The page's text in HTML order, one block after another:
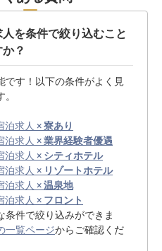
を条件で絞り込むこと
？
です！以下の条件がよく見
泊求人 ×寮あり
泊求人 ×業界経験者優遇
泊求人 × シティホテル
泊求人 × リゾートホテル
泊求人 ×温泉地
泊求人 × フロント
条件で絞り込みができま
一覧ページからご確認くだ